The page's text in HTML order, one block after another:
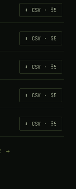
⬇ CSV · $5
⬇ CSV · $5
⬇ CSV · $5
⬇ CSV · $5
⬇ CSV · $5
→